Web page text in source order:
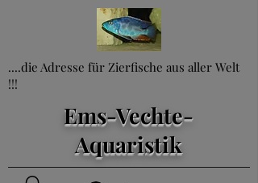
....die Adresse für Zierfische aus aller Welt
!!!
Ems-Vechte-
Aquaristik